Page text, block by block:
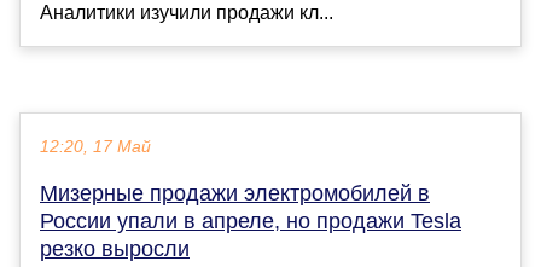
Аналитики изучили продажи кл...
12:20, 17 Май
Мизерные продажи электромобилей в
России упали в апреле, но продажи Tesla
резко выросли